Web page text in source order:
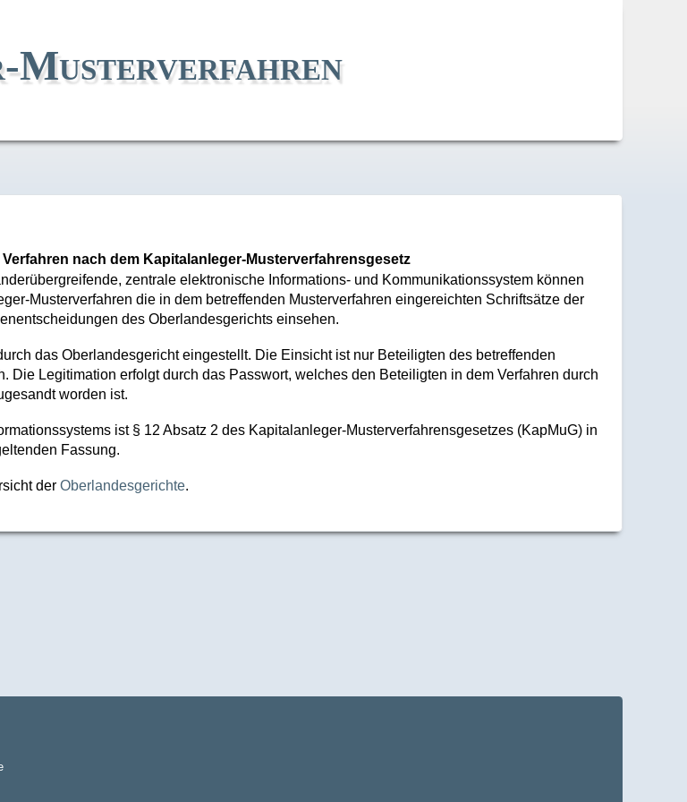
Musterverfahren
nach dem Kapitalanleger-Musterverfahrensgesetz
zentrale elektronische Informations- und Kommunikationssystem können
Musterverfahren die in dem betreffenden Musterverfahren eingereichten Schriftsätze der
des Oberlandesgerichts einsehen.
das Oberlandesgericht eingestellt. Die Einsicht ist nur Beteiligten des betreffenden
Die Legitimation erfolgt durch das Passwort, welches den Beteiligten in dem Verfahren durch
worden ist.
ist § 12 Absatz 2 des Kapitalanleger-Musterverfahrensgesetzes (KapMuG) in
Fassung.
der Oberlandesgerichte.